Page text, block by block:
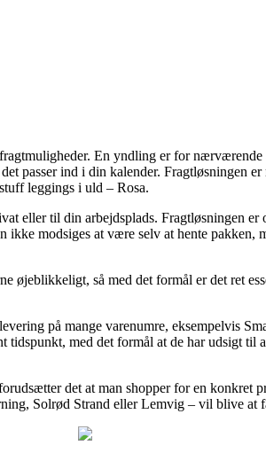
En yndling er for
passer ind i din kalender. Fragtløsningen
leggings i uld – Rosa.
eller til din arbejdsplads. Fragtløsningen er
modsiges at være selv at hente pakken,
øjeblikkeligt, så med det formål er det ret
på mange varenumre, eksempelvis
tidspunkt, med det formål at de har udsigt til
det at man shopper for en konkret
Solrød Strand eller Lemvig – vil blive at